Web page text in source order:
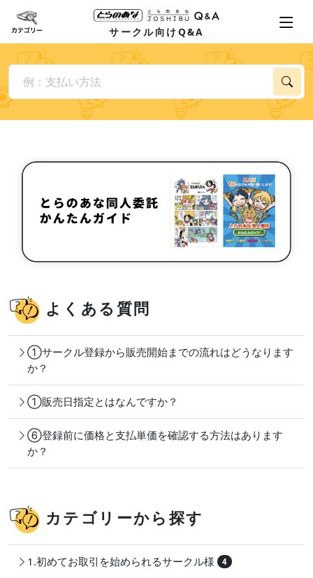
サークル向けQ&A
よくある質問
①サークル登録から販売開始までの流れはどうなります
か？
①販売日指定とはなんですか？
⑥登録前に価格と支払単価を確認する方法はあります
か？
カテゴリーから探す
1.初めてお取引を始められるサークル様 4